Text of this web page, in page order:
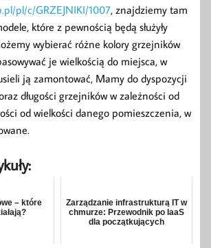
pl/c/GRZEJNIKI/1007, znajdziemy tam
które z pewnością będą służyły
wybierać różne kolory grzejników
je wielkością do miejsca, w
ją zamontować, Mamy do dyspozycji
długości grzejników w zależności od
od wielkości danego pomieszczenia, w
– które
Zarządzanie infrastrukturą IT w
chmurze: Przewodnik po IaaS
dla początkujących